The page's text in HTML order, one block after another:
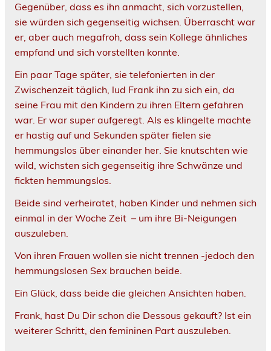
Gegenüber, dass es ihn anmacht, sich vorzustellen,
sie würden sich gegenseitig wichsen. Überrascht war
er, aber auch megafroh, dass sein Kollege ähnliches
empfand und sich vorstellten konnte.
Ein paar Tage später, sie telefonierten in der
Zwischenzeit täglich, lud Frank ihn zu sich ein, da
seine Frau mit den Kindern zu ihren Eltern gefahren
war. Er war super aufgeregt. Als es klingelte machte
er hastig auf und Sekunden später fielen sie
hemmungslos über einander her. Sie knutschten wie
wild, wichsten sich gegenseitig ihre Schwänze und
fickten hemmungslos.
Beide sind verheiratet, haben Kinder und nehmen sich
einmal in der Woche Zeit – um ihre Bi-Neigungen
auszuleben.
Von ihren Frauen wollen sie nicht trennen -jedoch den
hemmungslosen Sex brauchen beide.
Ein Glück, dass beide die gleichen Ansichten haben.
Frank, hast Du Dir schon die Dessous gekauft? Ist ein
weiterer Schritt, den femininen Part auszuleben.